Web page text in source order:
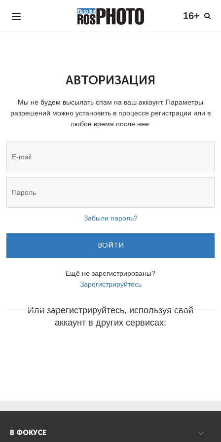
16+
АВТОРИЗАЦИЯ
Мы не будем высылать спам на ваш аккаунт. Параметры
разрешений можно установить в процессе регистрации или в
любое время после нее.
Забыли пароль?
ВОЙТИ
Ещё не зарегистрированы?
Зарегистрируйтесь
Или зарегистрируйтесь, используя свой
аккаунт в других сервисах:
В ФОКУСЕ